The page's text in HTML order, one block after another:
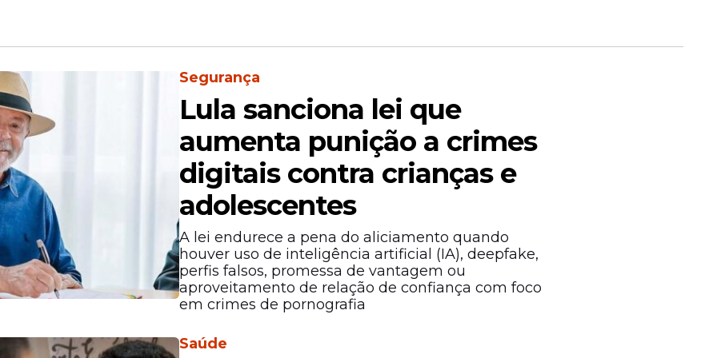
e Almir Rouche
Luís de Brito, Avenida Silva Jardim (bairro da Matriz)
Ventura
Dom Luís de Brito e a Avenida Silva Jardim, no bairro
Segurança
Lula sanciona lei que
aumenta punição a crimes
digitais contra crianças e
adolescentes
A lei endurece a pena do aliciamento quando
houver uso de inteligência artificial (IA), deepfake,
perfis falsos, promessa de vantagem ou
aproveitamento de relação de confiança com foco
em crimes de pornografia
Saúde